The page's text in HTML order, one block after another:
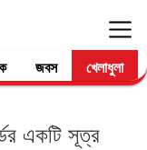
জবস খেলাধুলা
একটি সূত্র